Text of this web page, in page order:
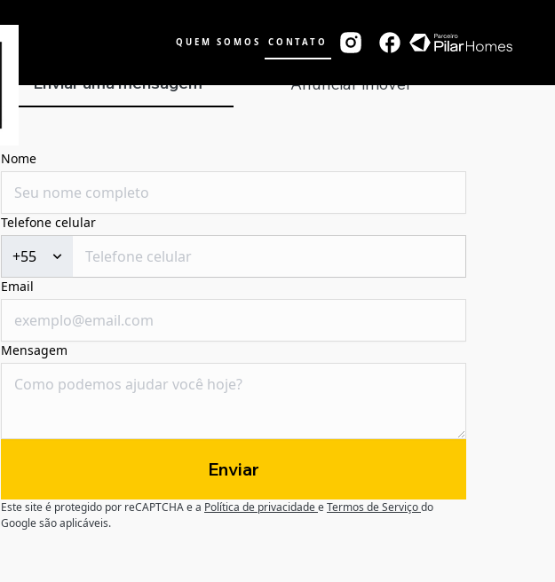
QUEM SOMOS CONTATO
Enviar uma mensagem Anunciar imóvel
Nome
Telefone celular
+55
Email
Mensagem
Enviar
Este site é protegido por reCAPTCHA e a Política de privacidadeeTermos de Serviçodo
Google são aplicáveis.